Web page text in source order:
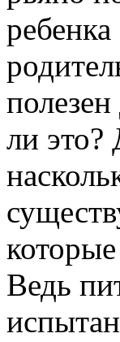
ли это?
Ведь